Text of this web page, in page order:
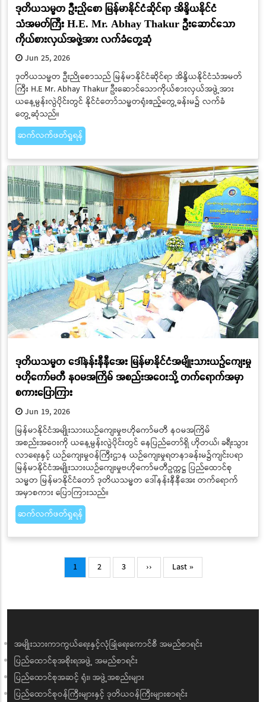
ဒုတိယသမ္မတ ဦးညိုစော မြန်မာနိုင်ငံဆိုင်ရာ အိန္ဒိယနိုင်ငံ
သံအမတ်ကြီး H.E. Mr. Abhay Thakur ဦးဆောင်သော
ကိုယ်စားလှယ်အဖွဲ့အား လက်ခံတွေ့ဆုံ
Jun 25, 2026
ဒုတိယသမ္မတ ဦးညိုစောသည် မြန်မာနိုင်ငံဆိုင်ရာ အိန္ဒိယနိုင်ငံသံအမတ်
ကြီး H.E Mr. Abhay Thakur ဦးဆောင်သောကိုယ်စားလှယ်အဖွဲ့အား
ယနေ့မွန်းလွဲပိုင်းတွင် နိုင်ငံတော်သမ္မတရုံးဧည့်တွေ့ခန်းမ၌ လက်ခံ
တွေ့ဆုံသည်။
ဆက်လက်ဖတ်ရှုရန်
ဒုတိယသမ္မတ ဒေါ်နန်းနီနီအေး မြန်မာနိုင်ငံအမျိုးသားယဉ်ကျေးမှု
ဗဟိုကော်မတီ နဝမအကြိမ် အစည်းအဝေးသို့ တက်ရောက်အမှာ
စကားပြောကြား
Jun 19, 2026
မြန်မာနိုင်ငံအမျိုးသားယဉ်ကျေးမှုဗဟိုကော်မတီ နဝမအကြိမ်
အစည်းအဝေးကို ယနေ့မွန်းလွဲပိုင်းတွင် နေပြည်တော်ရှိ ဟိုတယ်၊ ခရီးသွား
လာရေးနှင့် ယဉ်ကျေးမှုဝန်ကြီးဌာန ယဉ်ကျေးမှုရတနာခန်းမ၌ကျင်းပရာ
မြန်မာနိုင်ငံအမျိုးသားယဉ်ကျေးမှုဗဟိုကော်မတီဥက္ကဋ္ဌ ပြည်ထောင်စု
သမ္မတ မြန်မာနိုင်ငံတော် ဒုတိယသမ္မတ ဒေါ်နန်းနီနီအေး တက်ရောက်
အမှာစကား ပြောကြားသည်။
ဆက်လက်ဖတ်ရှုရန်
Current
page
1 Page
2 Page
3
Next
page
››
Last
page
Last »
အမျိုးသားကာကွယ်ရေးနှင့်လုံခြုံရေးကောင်စီ အမည်စာရင်း
ပြည်ထောင်စုအစိုးရအဖွဲ့ အမည်စာရင်း
ပြည်ထောင်စုအဆင့် ရုံး၊ အဖွဲ့အစည်းများ
ပြည်ထောင်စုဝန်ကြီးများနှင့် ဒုတိယဝန်ကြီးများစာရင်း